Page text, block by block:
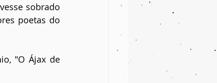
sobrado
poetas do
"O Ájax de